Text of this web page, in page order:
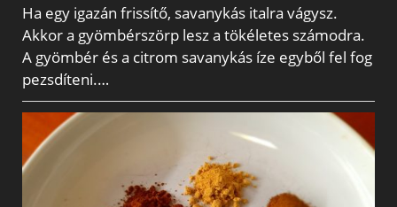
Ha egy igazán frissítő, savanykás italra vágysz.
Akkor a gyömbérszörp lesz a tökéletes számodra.
A gyömbér és a citrom savanykás íze egyből fel fog
pezsdíteni.…